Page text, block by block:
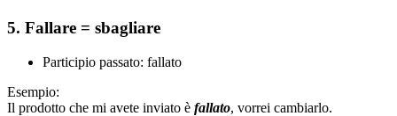
5. Fallare = sbagliare
Participio passato: fallato
Esempio:
Il prodotto che mi avete inviato è fallato, vorrei cambiarlo.